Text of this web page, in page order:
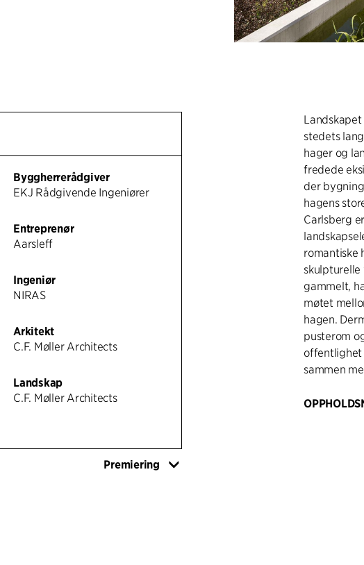
Byggherrerådgiver
EKJ Rådgivende Ingeniører
Entreprenør
Aarsleff
Ingeniør
NIRAS
Arkitekt
C.F. Møller Architects
Landskap
C.F. Møller Architects
Premiering
stedets
hager og
fredede
der
hagens
Carlsberg
romantiske
skulpturelle
gammelt,
møtet
hagen.
pusterom
offentlighet
sammen
Det nye,